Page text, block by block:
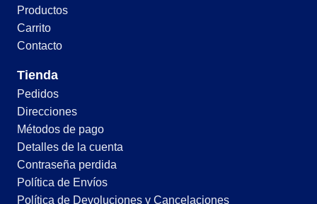
Productos
Carrito
Contacto
Tienda
Pedidos
Direcciones
Métodos de pago
Detalles de la cuenta
Contraseña perdida
Política de Envíos
Política de Devoluciones y Cancelaciones